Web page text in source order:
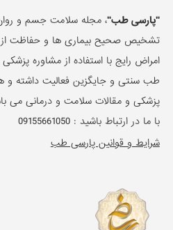
"پارسی طب"، مجله سلامت جسم و
تشخیص صحیح بیماری ها و حفاظت از
امراض رایج با استفاده از مشاوره
طب سنتی و جایگزین فعالیت داشته و
پزشکی و مقالات سلامت و درمانی می
با ما در ارتباط باشید :09155661050
شرایط و قوانین پارسی طب